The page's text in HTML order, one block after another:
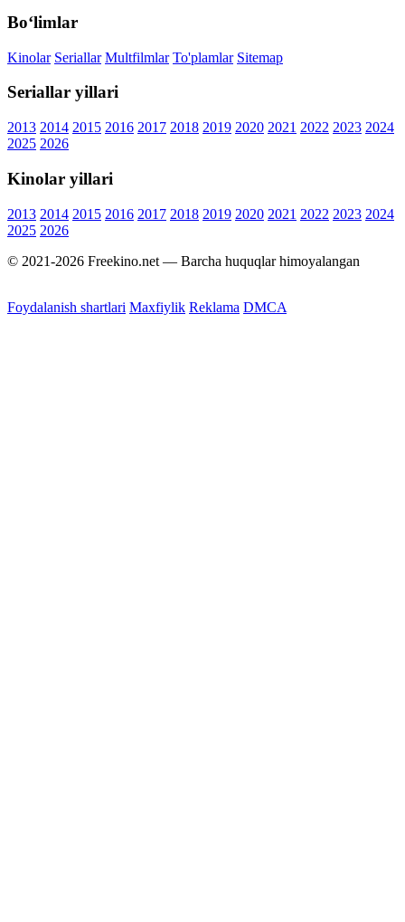
Bo‘limlar
Kinolar Seriallar Multfilmlar To'plamlar Sitemap
Seriallar yillari
2013 2014 2015 2016 2017 2018 2019 2020 2021 2022 2023 2024
2025 2026
Kinolar yillari
2013 2014 2015 2016 2017 2018 2019 2020 2021 2022 2023 2024
2025 2026
© 2021-2026 Freekino.net — Barcha huquqlar himoyalangan
Foydalanish shartlari Maxfiylik Reklama DMCA